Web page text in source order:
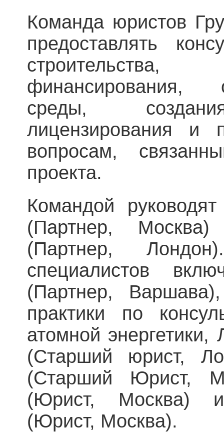
Команда юристов
предоставлять
среды,
лицензирования и
вопросам,
проекта.
Командой
(Партнер,
(Партнер,
специалистов
(Партнер,
практики по
атомной
(Старший юрист,
(Старший Юрист,
(Юрист, Москва)
(Юрист, Москва).